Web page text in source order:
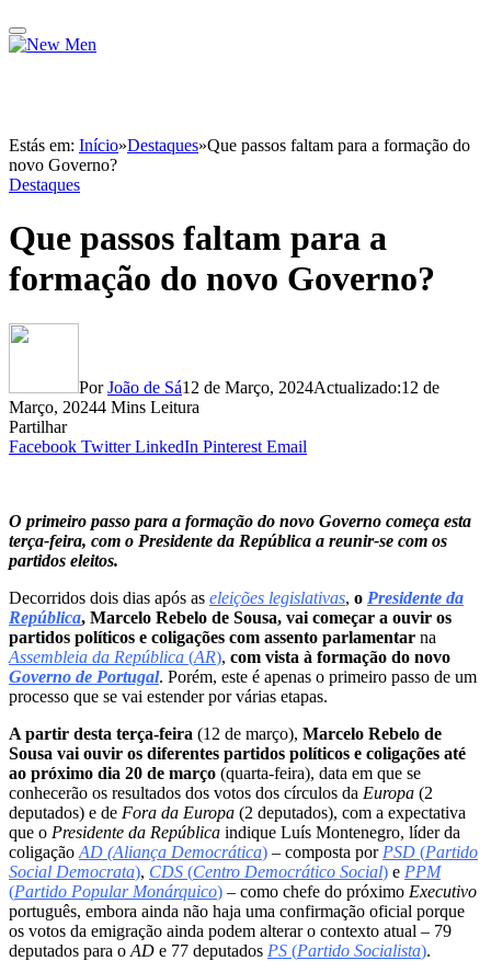
Estás em: Início»Destaques»Que passos faltam para a formação do
novo Governo?
Destaques
Que passos faltam para a
formação do novo Governo?
Por João de Sá12 de Março, 2024Actualizado:12 de
Março, 20244 Mins Leitura
Partilhar
Facebook Twitter LinkedIn Pinterest Email
O primeiro passo para a formação do novo Governo começa esta
terça-feira, com o Presidente da República a reunir-se com os
partidos eleitos.
Decorridos dois dias após as eleições legislativas, o Presidente da
República, Marcelo Rebelo de Sousa, vai começar a ouvir os
partidos políticos e coligações com assento parlamentar na
Assembleia da República (AR), com vista à formação do novo
Governo de Portugal. Porém, este é apenas o primeiro passo de um
processo que se vai estender por várias etapas.
A partir desta terça-feira (12 de março), Marcelo Rebelo de
Sousa vai ouvir os diferentes partidos políticos e coligações até
ao próximo dia 20 de março (quarta-feira), data em que se
conhecerão os resultados dos votos dos círculos da Europa (2
deputados) e de Fora da Europa (2 deputados), com a expectativa
que o Presidente da República indique Luís Montenegro, líder da
coligação AD (Aliança Democrática) – composta por PSD (Partido
Social Democrata), CDS (Centro Democrático Social) e PPM
(Partido Popular Monárquico) – como chefe do próximo Executivo
português, embora ainda não haja uma confirmação oficial porque
os votos da emigração ainda podem alterar o contexto atual – 79
deputados para o AD e 77 deputados PS (Partido Socialista).